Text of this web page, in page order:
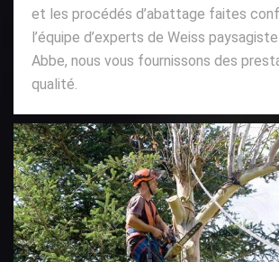
et les procédés d’abattage faites
l’équipe d’experts de Weiss
Abbe, nous vous fournissons des
qualité.